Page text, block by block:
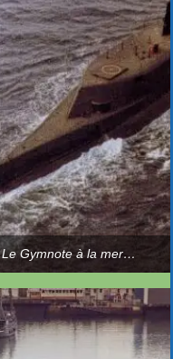
Le Gymnote à la mer…